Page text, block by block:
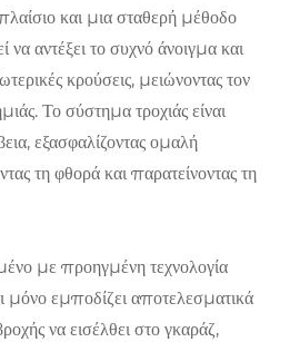
και μια σταθερή μέθοδο
αντέξει το συχνό άνοιγμα και
κρούσεις, μειώνοντας τον
Το σύστημα τροχιάς είναι
εξασφαλίζοντας ομαλή
τη φθορά και παρατείνοντας τη
με προηγμένη τεχνολογία
μόνο εμποδίζει αποτελεσματικά
να εισέλθει στο γκαράζ,